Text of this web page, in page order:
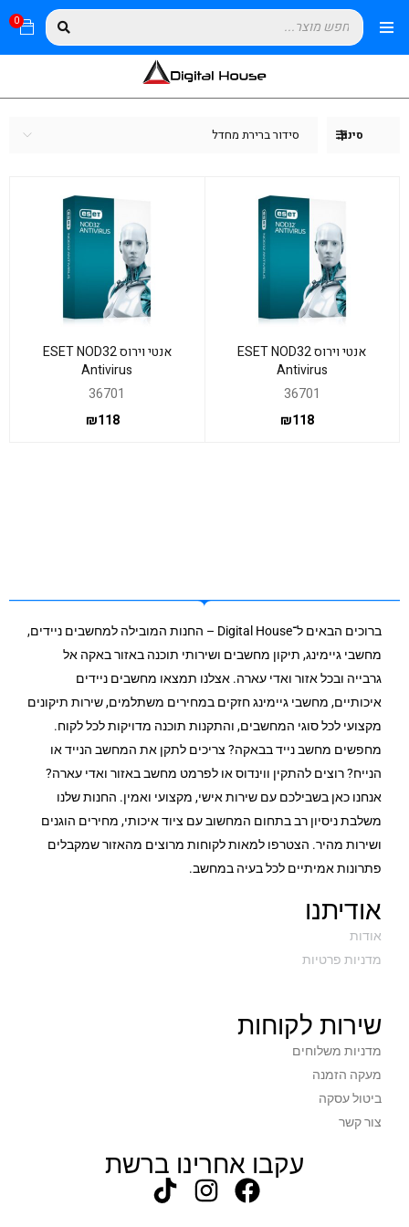
0
סינון סידור ברירת מחדל
אנטי וירוס ESET NOD32
Antivirus
36701
₪118
אנטי וירוס ESET NOD32
Antivirus
36701
₪118
ברוכים הבאים ל־Digital House – החנות המובילה למחשבים ניידים,
מחשבי גיימינג, תיקון מחשבים ושירותי תוכנה באזור באקה אל
גרבייה ובכל אזור ואדי עארה. אצלנו תמצאו מחשבים ניידים
איכותיים, מחשבי גיימינג חזקים במחירים משתלמים, שירות תיקונים
מקצועי לכל סוגי המחשבים, והתקנות תוכנה מדויקות לכל לקוח.
מחפשים מחשב נייד בבאקה? צריכים לתקן את המחשב הנייד או
הנייח? רוצים להתקין ווינדוס או לפרמט מחשב באזור ואדי עארה?
אנחנו כאן בשבילכם עם שירות אישי, מקצועי ואמין. החנות שלנו
משלבת ניסיון רב בתחום המחשוב עם ציוד איכותי, מחירים הוגנים
ושירות מהיר. הצטרפו למאות לקוחות מרוצים מהאזור שמקבלים
פתרונות אמיתיים לכל בעיה במחשב.
אודיתנו
אודות
מדניות פרטיות
שירות לקוחות
מדניות משלוחים
מעקה הזמנה
ביטול עסקה
צור קשר
עקבו אחרינו ברשת